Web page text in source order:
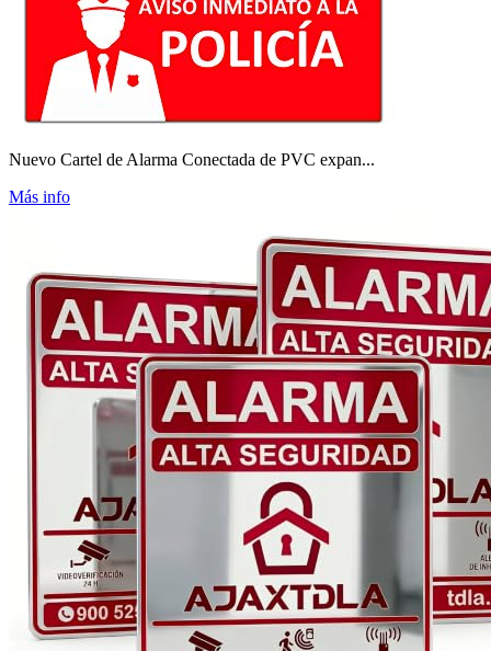
Nuevo Cartel de Alarma Conectada de PVC expan...
Más info